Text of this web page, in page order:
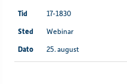
17-1830
Webinar
25. august